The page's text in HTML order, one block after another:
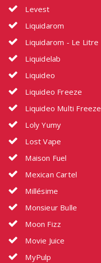
Levest
Liquidarom
Liquidarom - Le Litre
Liquidelab
Liquideo
Liquideo Freeze
Liquideo Multi Freeze
Loly Yumy
Lost Vape
Maison Fuel
Mexican Cartel
Millésime
Monsieur Bulle
Moon Fizz
Movie Juice
MyPulp